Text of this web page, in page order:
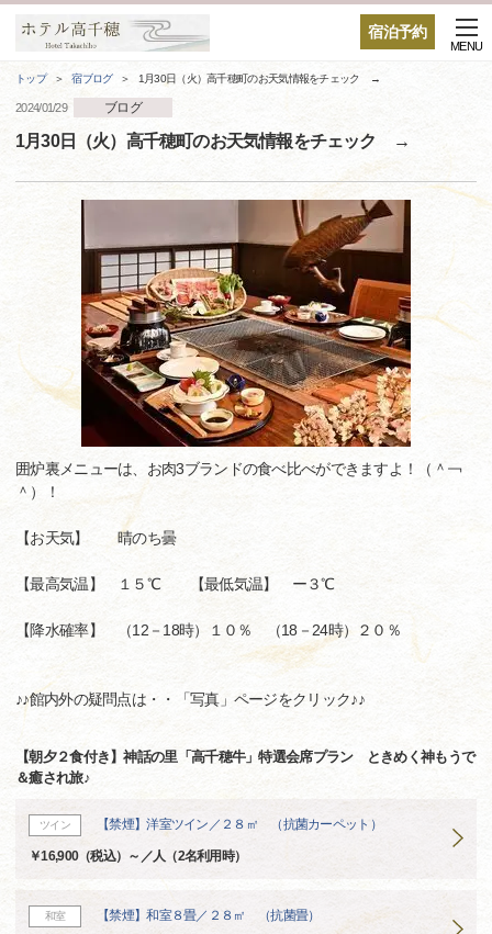
宿泊予約
MENU
トップ 宿ブログ 1月30日（火）高千穂町のお天気情報をチェック →
2024/01/29 ブログ
1月30日（火）高千穂町のお天気情報をチェック →
囲炉裏メニューは、お肉3ブランドの食べ比べができますよ！（＾￢
＾）！
【お天気】 晴のち曇
【最高気温】 １５℃ 【最低気温】 ー３℃
【降水確率】 （12－18時）１０％ （18－24時）２０％
♪♪館内外の疑問点は・・「写真」ページをクリック♪♪
【朝夕２食付き】神話の里「高千穂牛」特選会席プラン ときめく神もうで
＆癒され旅♪
ツイン 【禁煙】洋室ツイン／２８㎡ （抗菌カーペット）
￥16,900（税込）～／人（2名利用時）
和室 【禁煙】和室８畳／２８㎡ （抗菌畳）